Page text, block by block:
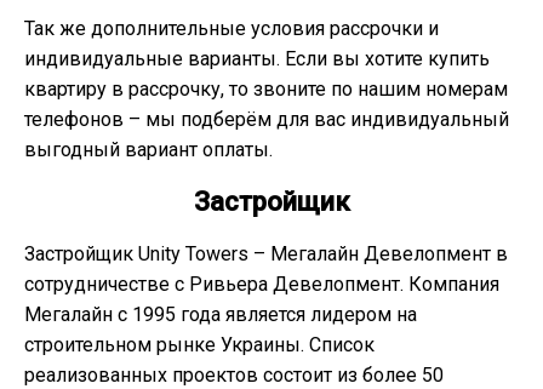
Так же дополнительные условия рассрочки и
индивидуальные варианты. Если вы хотите купить
квартиру в рассрочку, то звоните по нашим номерам
телефонов – мы подберём для вас индивидуальный
выгодный вариант оплаты.
Застройщик
Застройщик Unity Towers – Мегалайн Девелопмент в
сотрудничестве с Ривьера Девелопмент. Компания
Мегалайн с 1995 года является лидером на
строительном рынке Украины. Список
реализованных проектов состоит из более 50